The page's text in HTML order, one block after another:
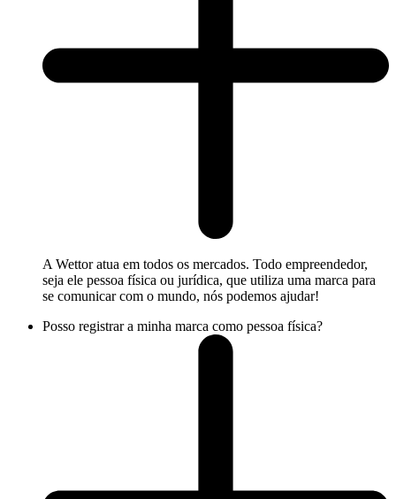
A Wettor atua em todos os mercados. Todo empreendedor,
seja ele pessoa física ou jurídica, que utiliza uma marca para
se comunicar com o mundo, nós podemos ajudar!
Posso registrar a minha marca como pessoa física?